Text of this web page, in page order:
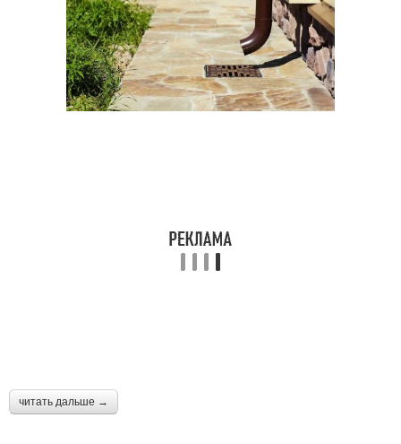
читать дальше →